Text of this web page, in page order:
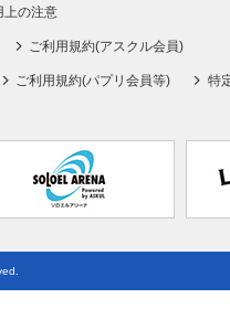
上の注意
ご利用規約(アスクル会員)
ご利用規約(パプリ会員等) 特